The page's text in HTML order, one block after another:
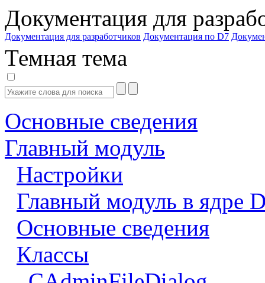
Документация для
Документация для разработчиков Документация по D7
Темная тема
Основные сведения
Главный модуль
Настройки
Главный модуль в ядре
Основные сведения
Классы